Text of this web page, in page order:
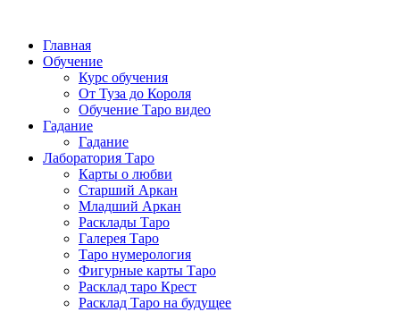
Главная
Обучение
Курс обучения
От Туза до Короля
Обучение Таро видео
Гадание
Гадание
Лаборатория Таро
Карты о любви
Старший Аркан
Младший Аркан
Расклады Таро
Галерея Таро
Таро нумерология
Фигурные карты Таро
Расклад таро Крест
Расклад Таро на будущее